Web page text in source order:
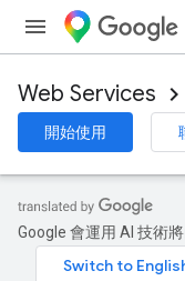
Web Services
開始使用
Google 會運用 AI 技術